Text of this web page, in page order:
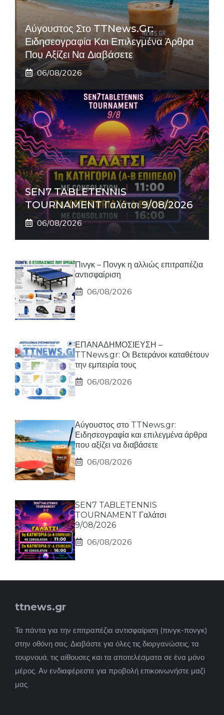
Αύγουστος Στο TTNews.gr:
Ειδησεογραφία Και Επιλεγμένα Άρθρα
Που Αξίζει Να Διαβάσετε
06/08/2026
SEN7 TABLETENNIS
TOURNAMENT Γαλάτσι 9/08/2026
06/08/2026
Πινγκ – Πονγκ η αλλιώς επιτραπέζια
αντισφαίριση
06/08/2026
ΕΠΑΝΑΔΗΜΟΣΙΕΥΣΗ –
TTNews.gr: Οι Βετεράνοι καταθέτουν
την εμπειρία τους
06/08/2026
Αύγουστος στο TTNews.gr:
Ειδησεογραφία και επιλεγμένα άρθρα
που αξίζει να διαβάσετε
06/08/2026
SEN7 TABLETENNIS
TOURNAMENT Γαλάτσι
9/08/2026
06/08/2026
ttnews.gr
Τα πάντα για την επιτραπέζια αντισφαίριση (πινγκ-πονγκ)
στην οθόνη σας. Διαβάστε για όλες τις διοργανώσεις, τα
τουρνουά, τις αίθουσες και τα αποτελέσματα σε ένα μόνο
μέρος. Αν ενδιαφέρεστε για προβολή επικοινωνήστε μαζί
μας.